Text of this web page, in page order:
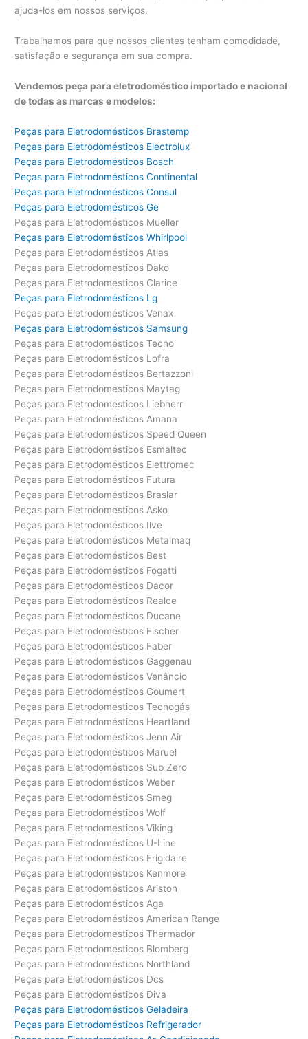
ajuda-los em nossos serviços.
Trabalhamos para que nossos clientes tenham comodidade,
satisfação e segurança em sua compra.
Vendemos peça para eletrodoméstico importado e nacional
de todas as marcas e modelos:
Peças para Eletrodomésticos Brastemp
Peças para Eletrodomésticos Electrolux
Peças para Eletrodomésticos Bosch
Peças para Eletrodomésticos Continental
Peças para Eletrodomésticos Consul
Peças para Eletrodomésticos Ge
Peças para Eletrodomésticos Mueller
Peças para Eletrodomésticos Whirlpool
Peças para Eletrodomésticos Atlas
Peças para Eletrodomésticos Dako
Peças para Eletrodomésticos Clarice
Peças para Eletrodomésticos Lg
Peças para Eletrodomésticos Venax
Peças para Eletrodomésticos Samsung
Peças para Eletrodomésticos Tecno
Peças para Eletrodomésticos Lofra
Peças para Eletrodomésticos Bertazzoni
Peças para Eletrodomésticos Maytag
Peças para Eletrodomésticos Liebherr
Peças para Eletrodomésticos Amana
Peças para Eletrodomésticos Speed Queen
Peças para Eletrodomésticos Esmaltec
Peças para Eletrodomésticos Elettromec
Peças para Eletrodomésticos Futura
Peças para Eletrodomésticos Braslar
Peças para Eletrodomésticos Asko
Peças para Eletrodomésticos Ilve
Peças para Eletrodomésticos Metalmaq
Peças para Eletrodomésticos Best
Peças para Eletrodomésticos Fogatti
Peças para Eletrodomésticos Dacor
Peças para Eletrodomésticos Realce
Peças para Eletrodomésticos Ducane
Peças para Eletrodomésticos Fischer
Peças para Eletrodomésticos Faber
Peças para Eletrodomésticos Gaggenau
Peças para Eletrodomésticos Venâncio
Peças para Eletrodomésticos Goumert
Peças para Eletrodomésticos Tecnogás
Peças para Eletrodomésticos Heartland
Peças para Eletrodomésticos Jenn Air
Peças para Eletrodomésticos Maruel
Peças para Eletrodomésticos Sub Zero
Peças para Eletrodomésticos Weber
Peças para Eletrodomésticos Smeg
Peças para Eletrodomésticos Wolf
Peças para Eletrodomésticos Viking
Peças para Eletrodomésticos U-Line
Peças para Eletrodomésticos Frigidaire
Peças para Eletrodomésticos Kenmore
Peças para Eletrodomésticos Ariston
Peças para Eletrodomésticos Aga
Peças para Eletrodomésticos American Range
Peças para Eletrodomésticos Thermador
Peças para Eletrodomésticos Blomberg
Peças para Eletrodomésticos Northland
Peças para Eletrodomésticos Dcs
Peças para Eletrodomésticos Diva
Peças para Eletrodomésticos Geladeira
Peças para Eletrodomésticos Refrigerador